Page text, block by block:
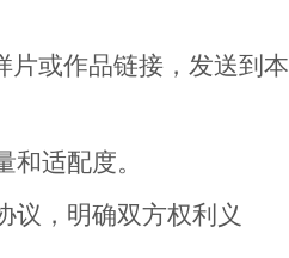
片或作品链接 ， 发送到本
适配度。
议，明确双方权利义